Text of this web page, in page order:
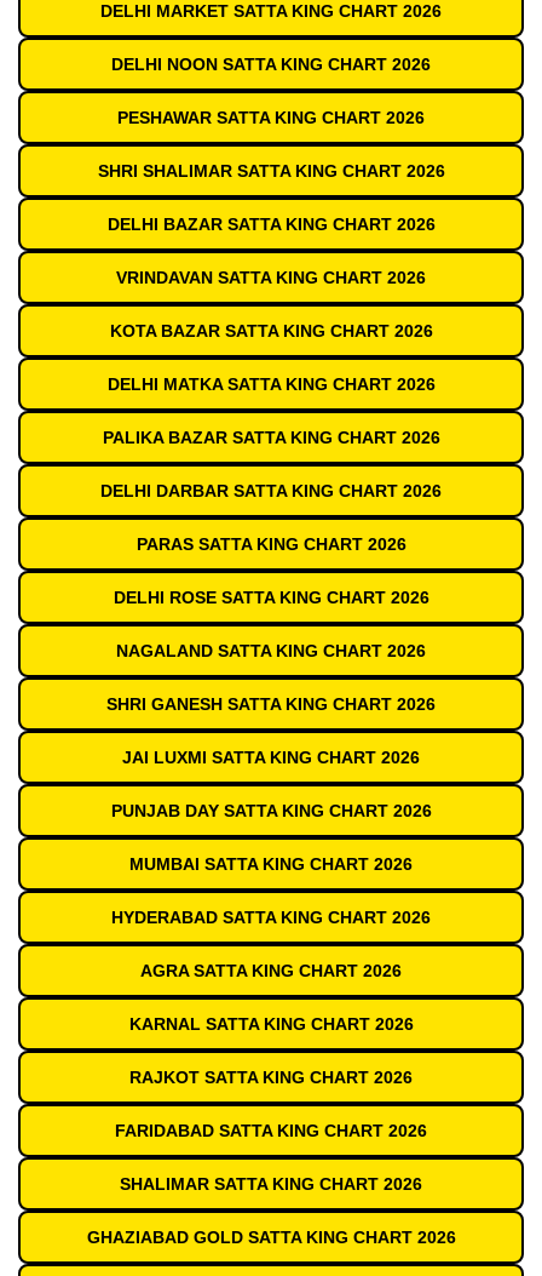
DELHI MARKET SATTA KING CHART 2026
DELHI NOON SATTA KING CHART 2026
PESHAWAR SATTA KING CHART 2026
SHRI SHALIMAR SATTA KING CHART 2026
DELHI BAZAR SATTA KING CHART 2026
VRINDAVAN SATTA KING CHART 2026
KOTA BAZAR SATTA KING CHART 2026
DELHI MATKA SATTA KING CHART 2026
PALIKA BAZAR SATTA KING CHART 2026
DELHI DARBAR SATTA KING CHART 2026
PARAS SATTA KING CHART 2026
DELHI ROSE SATTA KING CHART 2026
NAGALAND SATTA KING CHART 2026
SHRI GANESH SATTA KING CHART 2026
JAI LUXMI SATTA KING CHART 2026
PUNJAB DAY SATTA KING CHART 2026
MUMBAI SATTA KING CHART 2026
HYDERABAD SATTA KING CHART 2026
AGRA SATTA KING CHART 2026
KARNAL SATTA KING CHART 2026
RAJKOT SATTA KING CHART 2026
FARIDABAD SATTA KING CHART 2026
SHALIMAR SATTA KING CHART 2026
GHAZIABAD GOLD SATTA KING CHART 2026